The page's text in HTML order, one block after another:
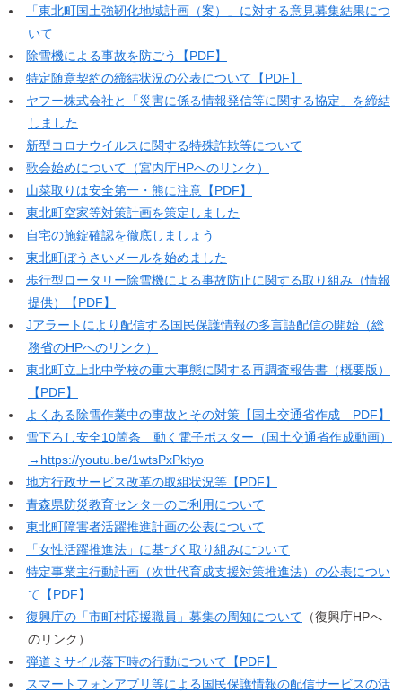
「東北町国土強靭化地域計画（案）」に対する意見募集結果につ
いて
除雪機による事故を防ごう【PDF】
特定随意契約の締結状況の公表について【PDF】
ヤフー株式会社と「災害に係る情報発信等に関する協定」を締結
しました
新型コロナウイルスに関する特殊詐欺等について
歌会始めについて（宮内庁HPへのリンク）
山菜取りは安全第一・熊に注意【PDF】
東北町空家等対策計画を策定しました
自宅の施錠確認を徹底しましょう
東北町ぼうさいメールを始めました
歩行型ロータリー除雪機による事故防止に関する取り組み（情報
提供）【PDF】
Jアラートにより配信する国民保護情報の多言語配信の開始（総
務省のHPへのリンク）
東北町立上北中学校の重大事態に関する再調査報告書（概要版）
【PDF】
よくある除雪作業中の事故とその対策【国土交通省作成 PDF】
雪下ろし安全10箇条 動く電子ポスター（国土交通省作成動画）
→https://youtu.be/1wtsPxPktyo
地方行政サービス改革の取組状況等【PDF】
青森県防災教育センターのご利用について
東北町障害者活躍推進計画の公表について
「女性活躍推進法」に基づく取り組みについて
特定事業主行動計画（次世代育成支援対策推進法）の公表につい
て【PDF】
復興庁の「市町村応援職員」募集の周知について （復興庁HPへ
のリンク）
弾道ミサイル落下時の行動について【PDF】
スマートフォンアプリ等による国民保護情報の配信サービスの活